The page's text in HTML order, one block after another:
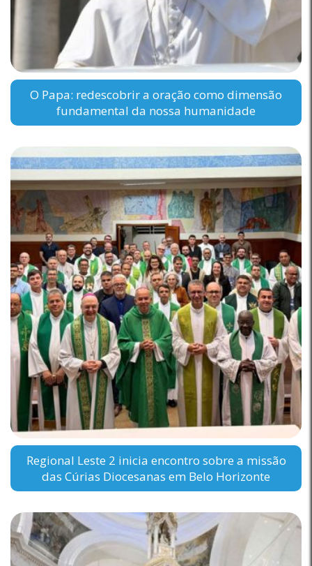
O Papa: redescobrir a oração como dimensão
fundamental da nossa humanidade
Regional Leste 2 inicia encontro sobre a missão
das Cúrias Diocesanas em Belo Horizonte